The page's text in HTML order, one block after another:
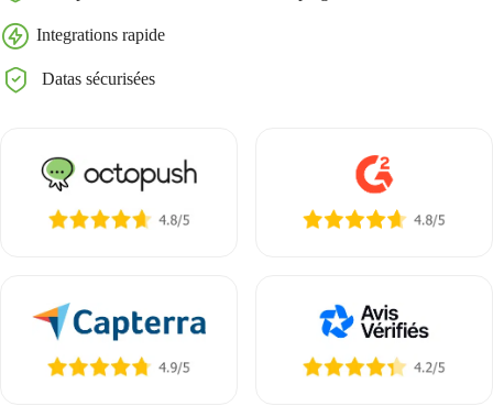
Integrations rapide
Datas sécurisées